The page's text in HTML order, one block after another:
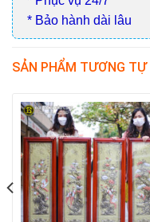
* Bảo hành dài lâu
SẢN PHẨM TƯƠNG TỰ